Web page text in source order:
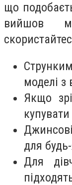
що
вийшов
моделі
Якщо
для
Для